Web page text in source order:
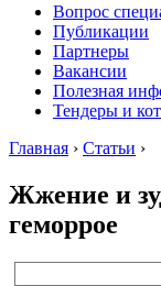
Вопрос
Публикации
Партнеры
Вакансии
Полезная
Тендеры и
Главная › Статьи ›
Жжение и
геморрое